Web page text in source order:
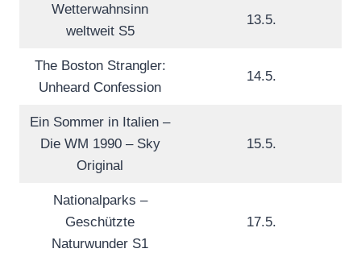
Wetterwahnsinn
weltweit S5
13.5.
The Boston Strangler:
Unheard Confession
14.5.
Ein Sommer in Italien –
Die WM 1990 – Sky
Original
15.5.
Nationalparks –
Geschützte
Naturwunder S1
17.5.